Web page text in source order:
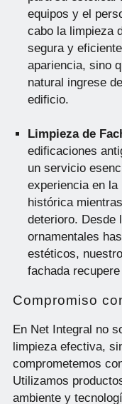
equipos y el
cabo la limpieza
segura y
apariencia, sino
natural ingrese
edificio.
Limpieza de
edificaciones
un servicio
experiencia en
histórica
deterioro. Desde
ornamentales
estéticos,
fachada
Compromiso
En Net Integral no
limpieza efectiva,
comprometemos
Utilizamos
ambiente y